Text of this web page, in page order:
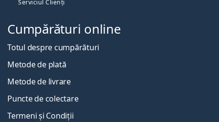
Serviciul Clienți
Cumpărături online
Totul despre cumpărături
Metode de plată
Metode de livrare
Puncte de colectare
Termeni și Condiții